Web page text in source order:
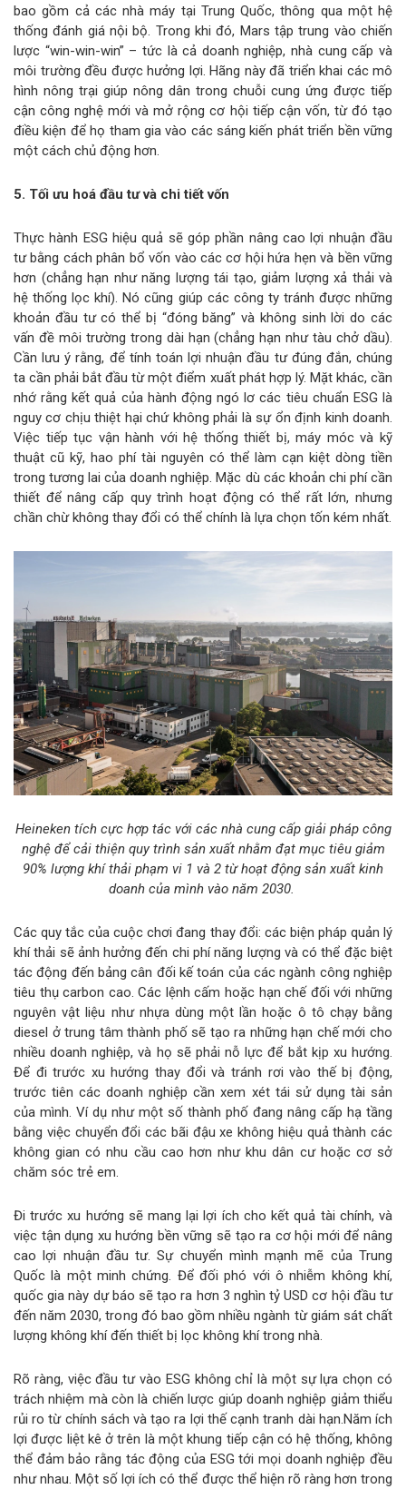
bao gồm cả các nhà máy tại Trung Quốc, thông qua một hệ
thống đánh giá nội bộ. Trong khi đó, Mars tập trung vào chiến
lược “win-win-win” – tức là cả doanh nghiệp, nhà cung cấp và
môi trường đều được hưởng lợi. Hãng này đã triển khai các mô
hình nông trại giúp nông dân trong chuỗi cung ứng được tiếp
cận công nghệ mới và mở rộng cơ hội tiếp cận vốn, từ đó tạo
điều kiện để họ tham gia vào các sáng kiến phát triển bền vững
một cách chủ động hơn.
5. Tối ưu hoá đầu tư và chi tiết vốn
Thực hành ESG hiệu quả sẽ góp phần nâng cao lợi nhuận đầu
tư bằng cách phân bổ vốn vào các cơ hội hứa hẹn và bền vững
hơn (chẳng hạn như năng lượng tái tạo, giảm lượng xả thải và
hệ thống lọc khí). Nó cũng giúp các công ty tránh được những
khoản đầu tư có thể bị “đóng băng” và không sinh lời do các
vấn đề môi trường trong dài hạn (chẳng hạn như tàu chở dầu).
Cần lưu ý rằng, để tính toán lợi nhuận đầu tư đúng đắn, chúng
ta cần phải bắt đầu từ một điểm xuất phát hợp lý. Mặt khác, cần
nhớ rằng kết quả của hành động ngó lơ các tiêu chuẩn ESG là
nguy cơ chịu thiệt hại chứ không phải là sự ổn định kinh doanh.
Việc tiếp tục vận hành với hệ thống thiết bị, máy móc và kỹ
thuật cũ kỹ, hao phí tài nguyên có thể làm cạn kiệt dòng tiền
trong tương lai của doanh nghiệp. Mặc dù các khoản chi phí cần
thiết để nâng cấp quy trình hoạt động có thể rất lớn, nhưng
chần chừ không thay đổi có thể chính là lựa chọn tốn kém nhất.
Heineken tích cực hợp tác với các nhà cung cấp giải pháp công
nghệ để cải thiện quy trình sản xuất nhằm đạt mục tiêu giảm
90% lượng khí thải phạm vi 1 và 2 từ hoạt động sản xuất kinh
doanh của mình vào năm 2030.
Các quy tắc của cuộc chơi đang thay đổi: các biện pháp quản lý
khí thải sẽ ảnh hưởng đến chi phí năng lượng và có thể đặc biệt
tác động đến bảng cân đối kế toán của các ngành công nghiệp
tiêu thụ carbon cao. Các lệnh cấm hoặc hạn chế đối với những
nguyên vật liệu như nhựa dùng một lần hoặc ô tô chạy bằng
diesel ở trung tâm thành phố sẽ tạo ra những hạn chế mới cho
nhiều doanh nghiệp, và họ sẽ phải nỗ lực để bắt kịp xu hướng.
Để đi trước xu hướng thay đổi và tránh rơi vào thế bị động,
trước tiên các doanh nghiệp cần xem xét tái sử dụng tài sản
của mình. Ví dụ như một số thành phố đang nâng cấp hạ tầng
bằng việc chuyển đổi các bãi đậu xe không hiệu quả thành các
không gian có nhu cầu cao hơn như khu dân cư hoặc cơ sở
chăm sóc trẻ em.
Đi trước xu hướng sẽ mang lại lợi ích cho kết quả tài chính, và
việc tận dụng xu hướng bền vững sẽ tạo ra cơ hội mới để nâng
cao lợi nhuận đầu tư. Sự chuyển mình mạnh mẽ của Trung
Quốc là một minh chứng. Để đối phó với ô nhiễm không khí,
quốc gia này dự báo sẽ tạo ra hơn 3 nghìn tỷ USD cơ hội đầu tư
đến năm 2030, trong đó bao gồm nhiều ngành từ giám sát chất
lượng không khí đến thiết bị lọc không khí trong nhà.
Rõ ràng, việc đầu tư vào ESG không chỉ là một sự lựa chọn có
trách nhiệm mà còn là chiến lược giúp doanh nghiệp giảm thiểu
rủi ro từ chính sách và tạo ra lợi thế cạnh tranh dài hạn.Năm ích
lợi được liệt kê ở trên là một khung tiếp cận có hệ thống, không
thể đảm bảo rằng tác động của ESG tới mọi doanh nghiệp đều
như nhau. Một số lợi ích có thể được thể hiện rõ ràng hơn trong